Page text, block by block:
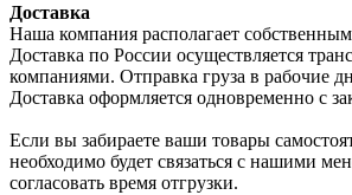
Доставка
Наша компания располагает
Доставка по России осуществляется
компаниями. Отправка груза в рабочие
Доставка оформляется одновременно с
Если вы забираете ваши товары
необходимо будет связаться с нашими
согласовать время отгрузки.